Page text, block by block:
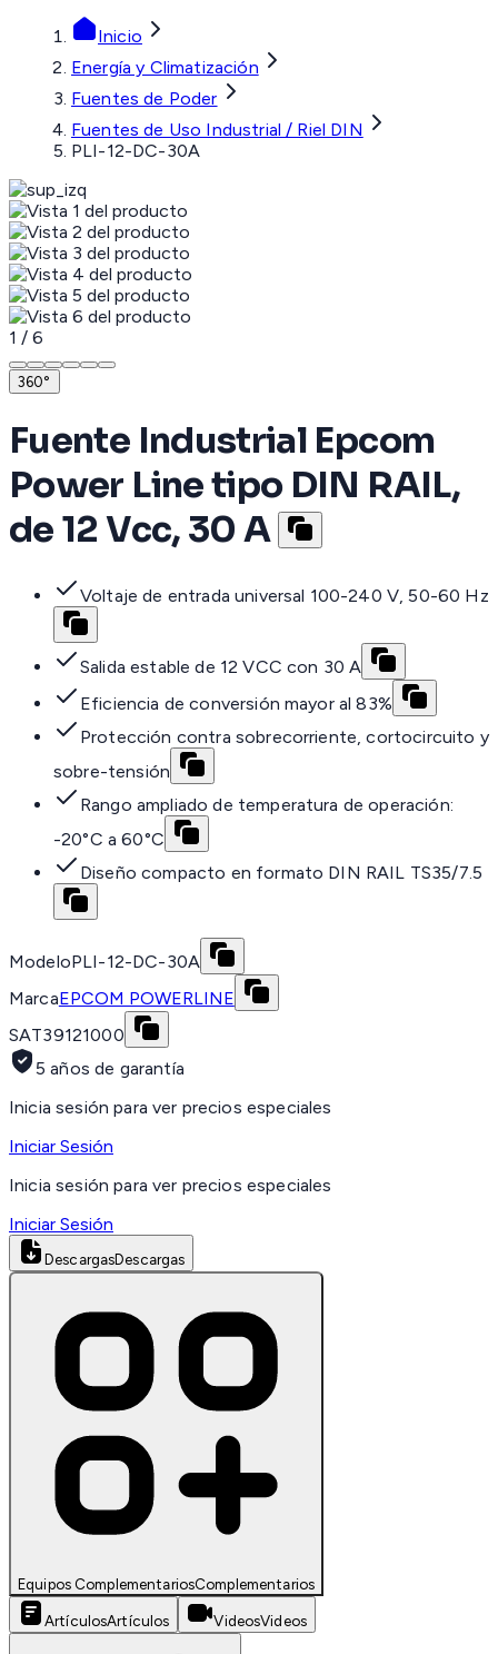
Inicio
Energía y Climatización
Fuentes de Poder
Fuentes de Uso Industrial / Riel DIN
PLI-12-DC-30A
1 / 6
360°
Fuente Industrial Epcom
Power Line tipo DIN RAIL,
de 12 Vcc, 30 A
Voltaje de entrada universal 100-240 V, 50-60 Hz
Salida estable de 12 VCC con 30 A
Eficiencia de conversión mayor al 83%
Protección contra sobrecorriente, cortocircuito y
sobre-tensión
Rango ampliado de temperatura de operación:
-20°C a 60°C
Diseño compacto en formato DIN RAIL TS35/7.5
ModeloPLI-12-DC-30A
MarcaEPCOM POWERLINE
SAT39121000
5 años de garantía
Inicia sesión para ver precios especiales
Iniciar Sesión
Inicia sesión para ver precios especiales
Iniciar Sesión
DescargasDescargas
Equipos ComplementariosComplementarios
ArtículosArtículos VideosVideos